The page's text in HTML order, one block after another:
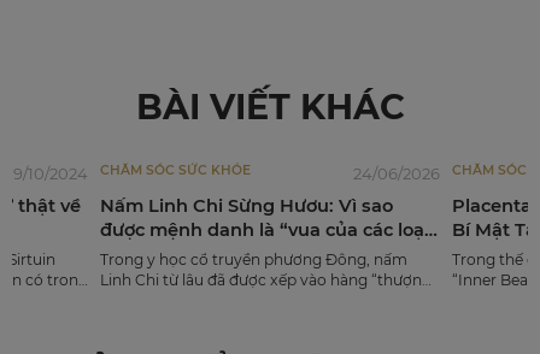
BÀI VIẾT KHÁC
24/06/2026
Hươu: Vì sao
là “vua của các loại
phương Đông, nấm
xếp vào hàng “thượng
CHĂM SÓC SỨC KHỎE 16/03/
Placenta 4000 Premium Nhật Bản
Bí Mật Tái Sinh Làn Da, Khác Biệt
Thành Phần “Vàng”
Trong thế giới làm đẹp hiện đại, xu hướng
“Inner Beauty” - chăm sóc sắc đẹp từ sâu